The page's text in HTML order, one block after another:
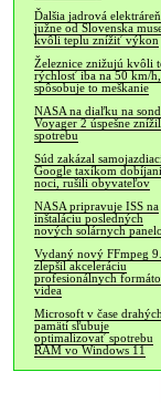
Ďalšia jadrová elektráreň
južne od Slovenska
kvôli teplu znížiť výkon
Železnice znižujú kvôli
rýchlosť iba na 50 km/h,
spôsobuje to meškanie
NASA na diaľku na
Voyager 2 úspešne
spotrebu
Súd zakázal
Google taxíkom
noci, rušili obyvateľov
NASA pripravuje ISS na
inštaláciu posledných
nových solárnych
Vydaný nový FFmpeg
zlepšil akceleráciu
profesionálnych
videa
Microsoft v čase drahých
pamätí sľubuje
optimalizovať spotrebu
RAM vo Windows 11